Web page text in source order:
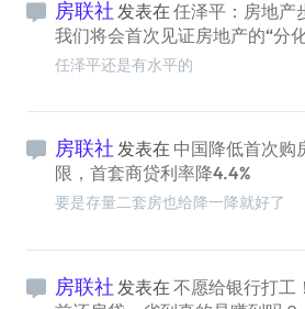
房联社 发表在 任泽平：房地产
我们将会首次见证房地产的“分
任泽平还是有水平的
房联社 发表在 中国降低首次购
限，首套商贷利率降4.4%
要是存量二套房也给降一降就好了
房联社 发表在 不愿给银行打工